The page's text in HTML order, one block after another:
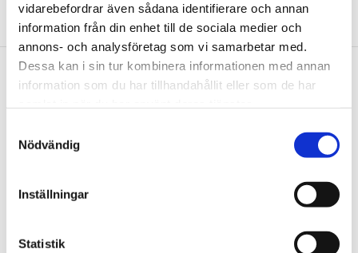
vidarebefordrar även sådana identifierare och annan
information från din enhet till de sociala medier och
annons- och analysföretag som vi samarbetar med.
Dessa kan i sin tur kombinera informationen med annan
information som du har tillhandahållit eller som de har
Nödvändig
Inställningar
Statistik